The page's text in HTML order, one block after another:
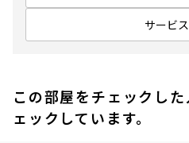
サービ
この部屋をチェックし
ェックしています。